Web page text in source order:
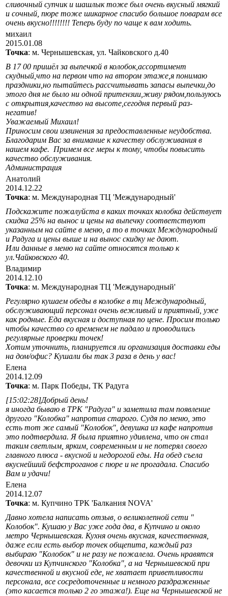
сливочный супчик и шашлык тоже был очень вкусный мягкий
и сочный, пюре тоже шикарное спасибо большое поварам все
очень вкусно!!!!!!!! Теперь буду по чаще к вам ходить.
михаил
2015.01.08
Точка: м. Чернышевская, ул. Чайковского д.40
В 17 00 пришёл за выпечкой в колобок,ассортимент
скудный,что на первом что на втором этаже,я понимаю
праздники,но пытайтесь рассчитывать запасы выпечки,до
этого дня не было ни одной притензии,живу рядом,пользуюсь
с открытия,качество на высоте,сегодня первый раз-
негатив!
Уважаемый Михаил!
Приносим свои извинения за предоставленные неудобства.
Благодарим Вас за внимание к качеству обслуживания в
нашем кафе. Примем все меры к тому, чтобы повысить
качество обслуживания.
Администрация
Анатолий
2014.12.22
Точка: м. Международная ТЦ 'Международный'
Подскажите пожалуйста в каких точках колобка действует
скидка 25% на вынос и цены на выпечку соответствуют
указанным на сайте в меню, а то в точках Международный
и Радуга и цены выше и на вынос скидку не дают.
Или данные в меню на сайте относятся только к
ул.Чайковского 40.
Владимир
2014.12.10
Точка: м. Международная ТЦ 'Международный'
Регулярно кушаем обеды в колобке в тц Международный,
обслуживающий персонал очень вежливый и приятный, уже
как родные. Еда вкусная и доступная по цене. Просим только
чтобы качество со временем не падало и проводились
регулярные проверки точек!
Хотим уточнить, планируется ли организация доставки еды
на дом/офис? Кушали бы так 3 раза в день у вас!
Елена
2014.12.09
Точка: м. Парк Победы, ТК Радуга
[15:02:28]Добрый день!
я иногда бываю в ТРК "Радуга" и заметила там появление
другого "Колобка" напротив старого. Судя по меню, это
есть тот же самый "Колобок", девушка из кафе напротив
это подтвердила. Я была приятно удивлена, что он стал
таким светлым, ярким, современным и не потерял своего
главного плюса - вкусной и недорогой еды. На обед съела
вкуснейший бефстроганов с пюре и не прогадала. Спасибо
Вам и удачи!
Елена
2014.12.07
Точка: м. Купчино ТРК 'Балкания NOVA'
Давно хотела написать отзыв, о великолепной сети "
Колобок". Кушаю у Вас уже года два, в Купчино и около
метро Чернышевская. Кухня очень вкусная, качественная,
даже если есть выбор точек общепита, каждый раз
выбираю "Колобок" и не разу не пожалела. Очень нравятся
девочки из Купчинского "Колобка", а на Чернышевской при
качественной и вкусной еде, не хватает приветливости
персонала, все сосредоточенные и немного раздраженные
(это касается только 2 го этажа!). Еще на Чернышевской не